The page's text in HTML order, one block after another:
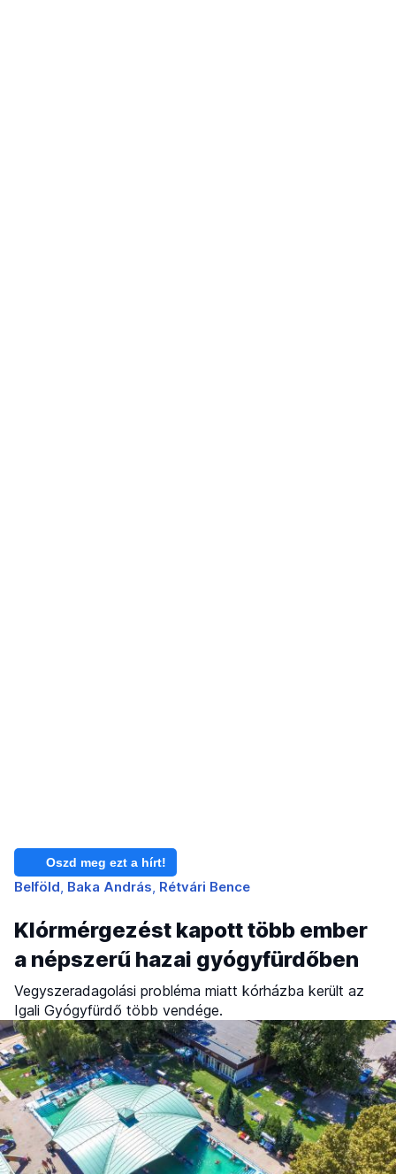
Oszd meg ezt a hírt!
Belföld Baka András Rétvári Bence
Klórmérgezést kapott több ember
a népszerű hazai gyógyfürdőben
Vegyszeradagolási probléma miatt kórházba került az
Igali Gyógyfürdő több vendége.